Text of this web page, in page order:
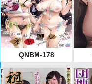
QNBM-178